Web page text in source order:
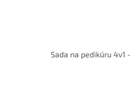
Sada na pedikúru 4v1 -